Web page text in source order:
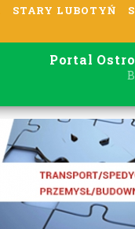
STARY LUBOTYŃ
Portal